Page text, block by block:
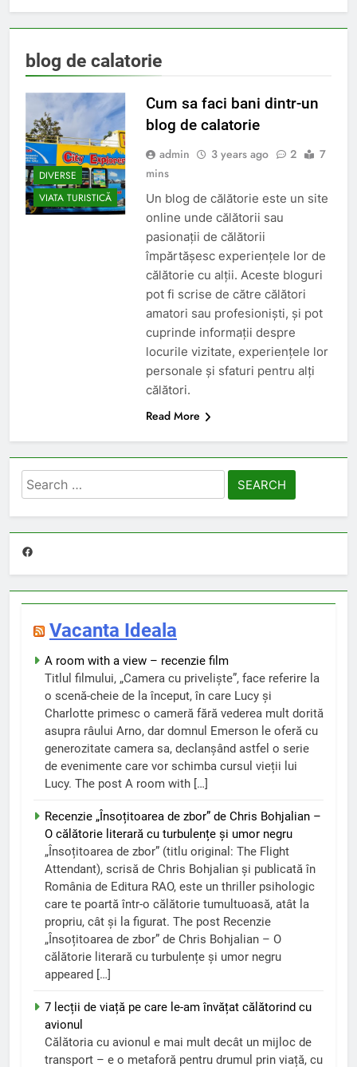
blog de calatorie
DIVERSE
VIATA TURISTICĂ
Cum sa faci bani dintr-un
blog de calatorie
admin 3 years ago 2
7
mins
Un blog de călătorie este un site
online unde călătorii sau
pasionații de călătorii
împărtășesc experiențele lor de
călătorie cu alții. Aceste bloguri
pot fi scrise de către călători
amatori sau profesioniști, și pot
cuprinde informații despre
locurile vizitate, experiențele lor
personale și sfaturi pentru alți
călători.
Read More
Search
for:
Facebook
Vacanta Ideala
A room with a view – recenzie film
Titlul filmului, „Camera cu priveliște”, face referire la
o scenă-cheie de la început, în care Lucy și
Charlotte primesc o cameră fără vederea mult dorită
asupra râului Arno, dar domnul Emerson le oferă cu
generozitate camera sa, declanșând astfel o serie
de evenimente care vor schimba cursul vieții lui
Lucy. The post A room with […]
Recenzie „Însoțitoarea de zbor” de Chris Bohjalian –
O călătorie literară cu turbulențe și umor negru
„Însoțitoarea de zbor” (titlu original: The Flight
Attendant), scrisă de Chris Bohjalian și publicată în
România de Editura RAO, este un thriller psihologic
care te poartă într-o călătorie tumultuoasă, atât la
propriu, cât și la figurat. The post Recenzie
„Însoțitoarea de zbor” de Chris Bohjalian – O
călătorie literară cu turbulențe și umor negru
appeared […]
7 lecții de viață pe care le-am învățat călătorind cu
avionul
Călătoria cu avionul e mai mult decât un mijloc de
transport – e o metaforă pentru drumul prin viață, cu